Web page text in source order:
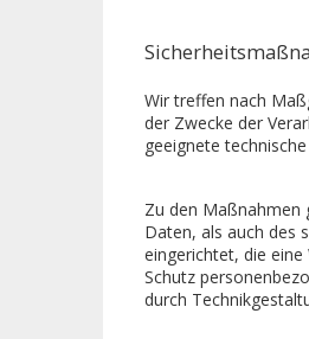
Wir treffen nach
der Zwecke der
geeignete
Zu den Maßnahmen
Daten, als auch des
eingerichtet, die
Schutz
durch